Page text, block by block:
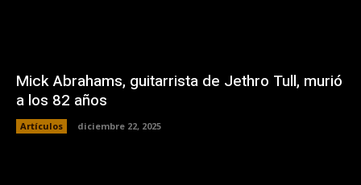
Mick Abrahams, guitarrista de Jethro Tull, murió
a los 82 años
Artículos diciembre 22, 2025